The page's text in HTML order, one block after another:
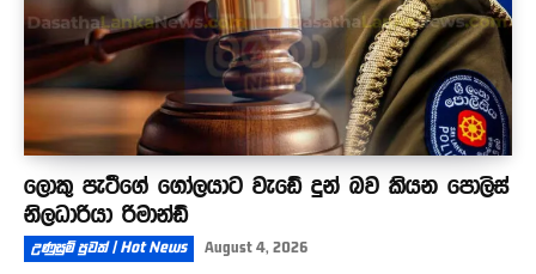
ලොකු පැටීගේ ගෝලයාට වැඩේ දුන් බව කියන පොලිස්
නිලධාරියා රිමාන්ඩ්
උණුසුම් පුවත් | Hot News August 4, 2026